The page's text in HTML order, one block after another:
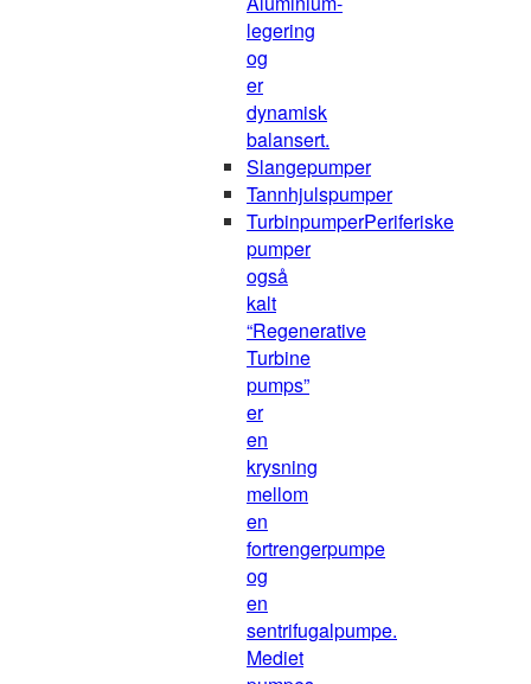
legering
og
er
dynamisk
balansert.
Slangepumper
Tannhjulspumper
TurbinpumperPeriferiske
pumper
også
kalt
“Regenerative
Turbine
pumps”
er
en
krysning
mellom
en
fortrengerpumpe
og
en
sentrifugalpumpe.
Mediet